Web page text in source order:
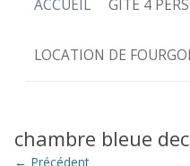
ACCUEIL GÎTE 4
LOCATION DE
chambre bleue
← Précédent